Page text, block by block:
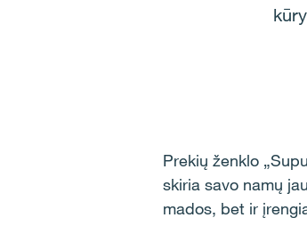
Prekių ženklo
skiria savo namų
mados, bet ir